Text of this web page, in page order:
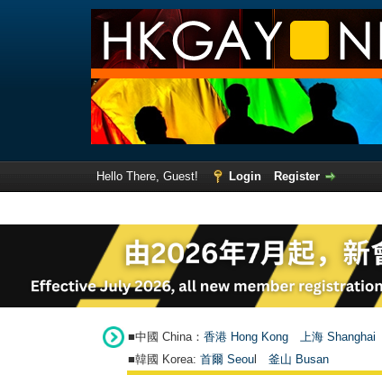
Hello There, Guest! Login
Register
■中國 China： 香港 Hong Kong 上海 Shanghai
■韓國 Korea: 首爾 Seou 釜山 Busan